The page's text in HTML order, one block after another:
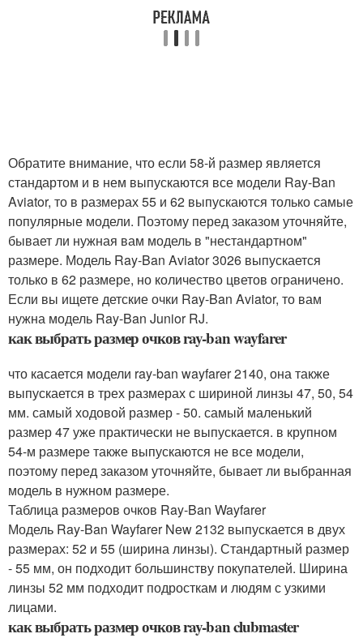
Обратите внимание, что если 58-й размер является
стандартом и в нем выпускаются все модели Ray-Ban
Aviator, то в размерах 55 и 62 выпускаются только самые
популярные модели. Поэтому перед заказом уточняйте,
бывает ли нужная вам модель в "нестандартном"
размере. Модель Ray-Ban Aviator 3026 выпускается
только в 62 размере, но количество цветов ограничено.
Если вы ищете детские очки Ray-Ban Aviator, то вам
нужна модель Ray-Ban Junior RJ.
как выбрать размер очков ray-ban wayfarer
что касается модели ray-ban wayfarer 2140, она также
выпускается в трех размерах с шириной линзы 47, 50, 54
мм. самый ходовой размер - 50. самый маленький
размер 47 уже практически не выпускается. в крупном
54-м размере также выпускаются не все модели,
поэтому перед заказом уточняйте, бывает ли выбранная
модель в нужном размере.
Таблица размеров очков Ray-Ban Wayfarer
Модель Ray-Ban Wayfarer New 2132 выпускается в двух
размерах: 52 и 55 (ширина линзы). Стандартный размер
- 55 мм, он подходит большинству покупателей. Ширина
линзы 52 мм подходит подросткам и людям с узкими
лицами.
как выбрать размер очков ray-ban clubmaster